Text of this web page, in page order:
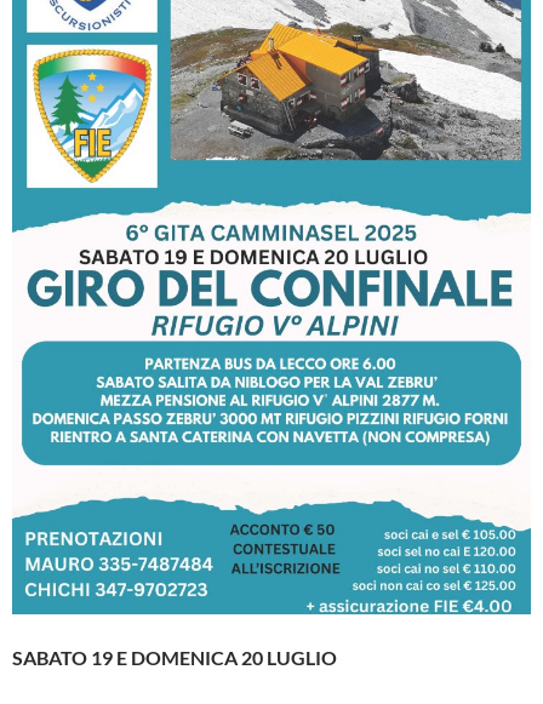
SABATO 19 E DOMENICA 20 LUGLIO